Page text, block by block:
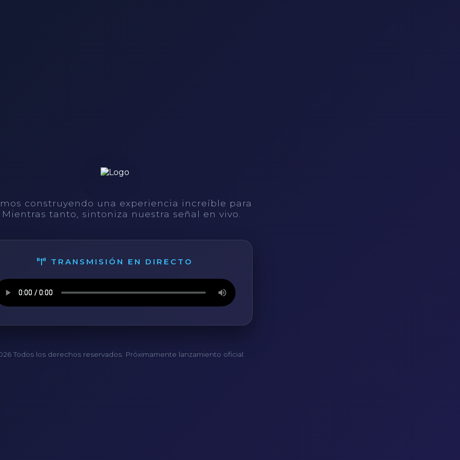
construyendo una experiencia increíble para
tanto, sintoniza nuestra señal en vivo.
TRANSMISIÓN EN DIRECTO
Todos los derechos reservados. Próximamente lanzamiento oficial.